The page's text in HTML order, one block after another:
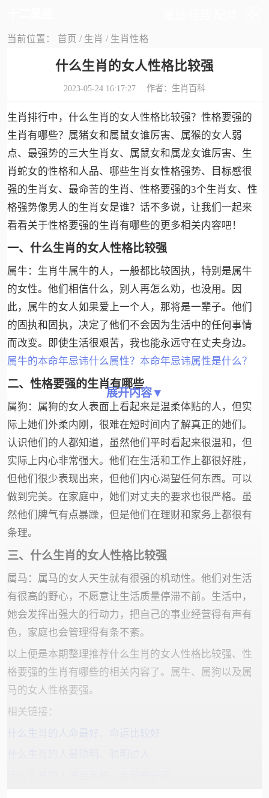
当前位置： 首页 / 生肖 / 生肖性格
什么生肖的女人性格比较强
2023-05-24 16:17:27 作者： 生肖百科
生肖排行中，什么生肖的女人性格比较强？性格要强的
生肖有哪些？属猪女和属鼠女谁厉害、属猴的女人弱
点、最强势的三大生肖女、属鼠女和属龙女谁厉害、生
肖蛇女的性格和人品、哪些生肖女性格强势、目标感很
强的生肖女、最命苦的生肖、性格要强的3个生肖女、性
格强势像男人的生肖女是谁？话不多说，让我们一起来
看看关于性格要强的生肖有哪些的更多相关内容吧！
一、什么生肖的女人性格比较强
属牛：生肖牛属牛的人，一般都比较固执，特别是属牛
的女性。他们相信什么，别人再怎么劝，也没用。因
此，属牛的女人如果爱上一个人，那将是一辈子。他们
的固执和固执，决定了他们不会因为生活中的任何事情
而改变。即使生活很艰苦，我也能永远守在丈夫身边。
属牛的本命年忌讳什么属性？本命年忌讳属性是什么？
二、性格要强的生肖有哪些
属狗：属狗的女人表面上看起来是温柔体贴的人，但实
际上她们外柔内刚，很难在短时间内了解真正的她们。
认识他们的人都知道，虽然他们平时看起来很温和，但
实际上内心非常强大。他们在生活和工作上都很好胜，
但他们很少表现出来，但他们内心渴望任何东西。可以
做到完美。在家庭中，她们对丈夫的要求也很严格。虽
然他们脾气有点暴躁，但是他们在理财和家务上都很有
条理。
三、什么生肖的女人性格比较强
属马：属马的女人天生就有很强的机动性。他们对生活
有很高的野心，不愿意让生活质量停滞不前。生活中，
她会发挥出强大的行动力，把自己的事业经营得有声有
色，家庭也会管理得有条不紊。
以上便是本期整理推荐什么生肖的女人性格比较强、性
格要强的生肖有哪些的相关内容了。属牛、属狗以及属
马的女人性格要强。
相关链接：
展开内容▼